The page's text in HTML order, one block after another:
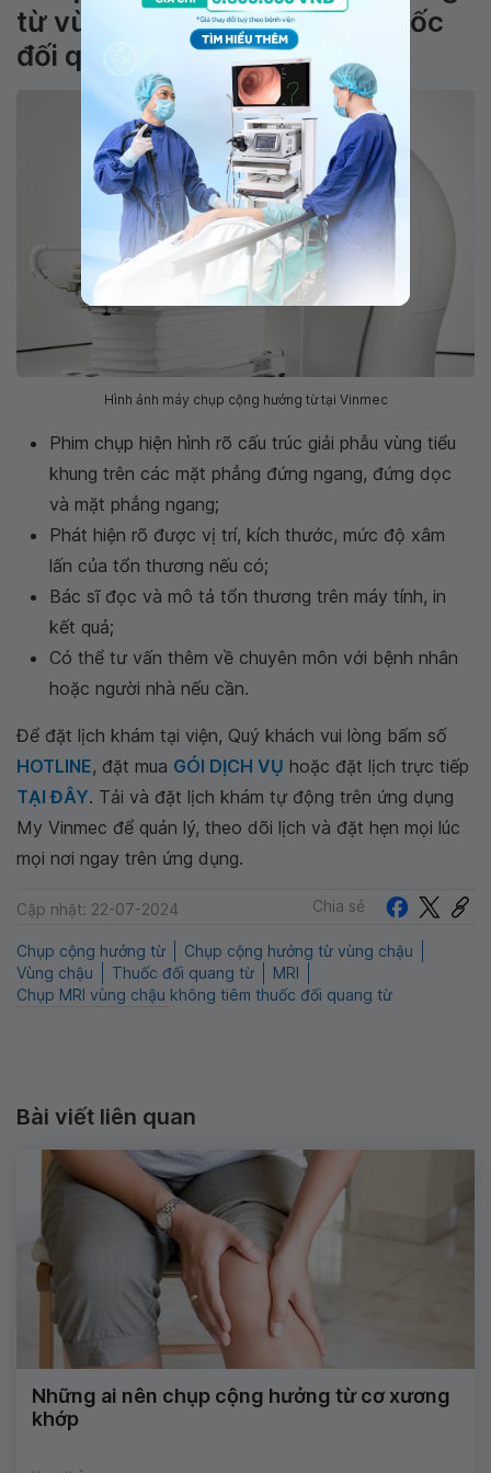
từ vùng chậu không tiêm thuốc
đối quang từ
Hình ảnh máy chụp cộng hưởng từ tại Vinmec
Phim chụp hiện hình rõ cấu trúc giải phẫu vùng tiểu
khung trên các mặt phẳng đứng ngang, đứng dọc
và mặt phẳng ngang;
Phát hiện rõ được vị trí, kích thước, mức độ xâm
lấn của tổn thương nếu có;
Bác sĩ đọc và mô tả tổn thương trên máy tính, in
kết quả;
Có thể tư vấn thêm về chuyên môn với bệnh nhân
hoặc người nhà nếu cần.
Để đặt lịch khám tại viện, Quý khách vui lòng bấm số
HOTLINE, đặt mua GÓI DỊCH VỤ hoặc đặt lịch trực tiếp
TẠI ĐÂY. Tải và đặt lịch khám tự động trên ứng dụng
My Vinmec để quản lý, theo dõi lịch và đặt hẹn mọi lúc
mọi nơi ngay trên ứng dụng.
Cập nhật: 22-07-2024 Chia sẻ
Chụp cộng hưởng từ
Chụp cộng hưởng từ vùng chậu
Vùng chậu
Thuốc đối quang từ
MRI
Chụp MRI vùng chậu không tiêm thuốc đối quang từ
Bài viết liên quan
Những ai nên chụp cộng hưởng từ cơ xương
khớp